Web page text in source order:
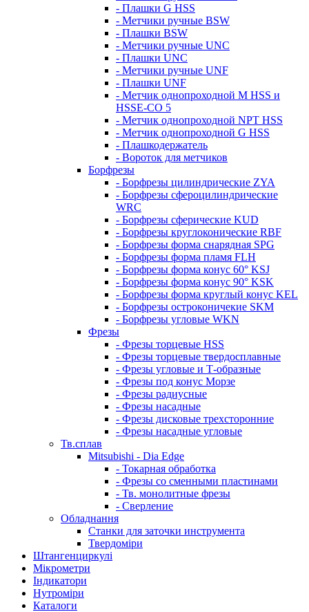
- Плашки G HSS
- Метчики ручные BSW
- Плашки BSW
- Метчики ручные UNC
- Плашки UNC
- Метчики ручные UNF
- Плашки UNF
- Метчик однопроходной M HSS и
HSSE-CO 5
- Метчик однопроходной NPT HSS
- Метчик однопроходной G HSS
- Плашкодержатель
- Вороток для метчиков
Борфрезы
- Борфрезы цилиндрические ZYA
- Борфрезы сфероцилиндрические
WRC
- Борфрезы сферические KUD
- Борфрезы круглоконические RBF
- Борфрезы форма снарядная SPG
- Борфрезы форма пламя FLH
- Борфрезы форма конус 60° KSJ
- Борфрезы форма конус 90° KSK
- Борфрезы форма круглый конус KEL
- Борфрезы остроконичекие SKM
- Борфрезы угловые WKN
Фрезы
- Фрезы торцевые HSS
- Фрезы торцевые твердосплавные
- Фрезы угловые и Т-образные
- Фрезы под конус Морзе
- Фрезы радиусные
- Фрезы насадные
- Фрезы дисковые трехсторонние
- Фрезы насадные угловые
Тв.сплав
Mitsubishi - Dia Edge
- Токарная обработка
- Фрезы со сменными пластинами
- Тв. монолитные фрезы
- Сверление
Обладнання
Станки для заточки инструмента
Твердоміри
Штангенциркулі
Мікрометри
Індикатори
Нутроміри
Каталоги